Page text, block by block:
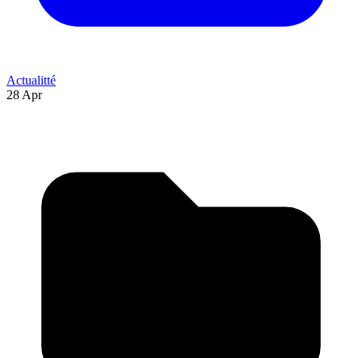
Actualitté
28 Apr